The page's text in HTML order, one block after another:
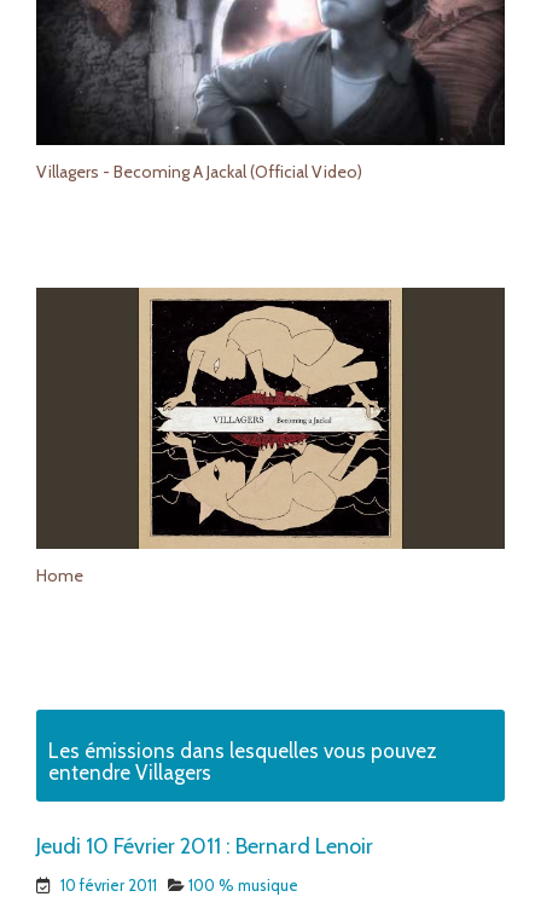
Villagers - Becoming A Jackal (Official Video)
Home
Les émissions dans lesquelles vous pouvez
entendre Villagers
Jeudi 10 Février 2011 : Bernard Lenoir
10 février 2011 100 % musique